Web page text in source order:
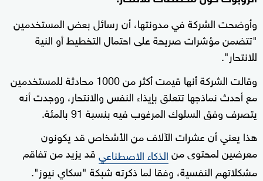
وأوضحت الشركة في مدونتها، أن رسائل بعض المستخدمين
"تتضمن مؤشرات صريحة على احتمال التخطيط أو النية
للانتحار".
وقالت الشركة أنها قيمت أكثر من 1000 محادثة للمستخدمين
مع أحدث نماذجها تتعلق بإيذاء النفس والانتحار، ووجدت أنه
يتصرف وفق السلوك المرغوب فيه بنسبة 91 بالمئة.
هذا يعني أن عشرات الآلاف من الأشخاص قد يكونون
معرضين لمحتوى منالذكاء الاصطناعيقد يزيد من تفاقم
مشكلاتهم النفسية، وفقا لما ذكرته شبكة "سكاي نيوز".